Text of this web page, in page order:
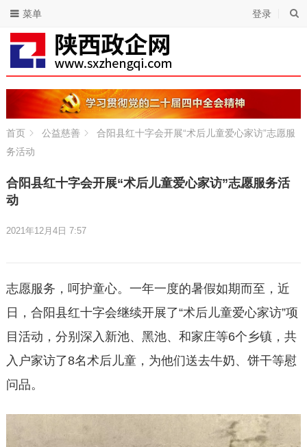
登录
菜单
首页 公益慈善
合阳县红十字会开展“术后儿童爱心家访”志愿服
务活动
合阳县红十字会开展“术后儿童爱心家访”志愿服务活
动
2021年12月4日 7:57
志愿服务，呵护童心。一年一度的暑假如期而至，近
日，合阳县红十字会继续开展了“术后儿童爱心家访”项
目活动，分别深入新池、黑池、和家庄等6个乡镇，共
入户家访了8名术后儿童，为他们送去牛奶、饼干等慰
问品。